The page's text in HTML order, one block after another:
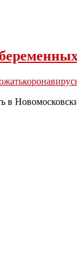
коронавирус
в